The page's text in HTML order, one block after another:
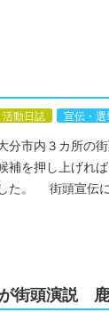
活動日誌 宣伝・選
市内３カ所の
補を押し上げれ
た。 街頭宣伝
街頭演説